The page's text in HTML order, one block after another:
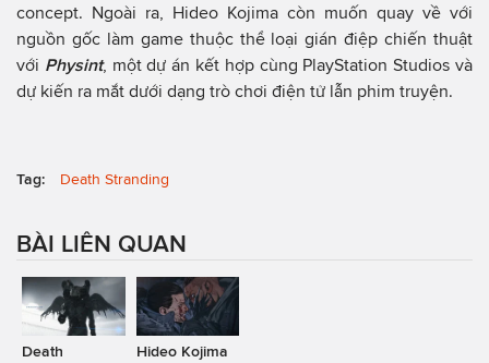
concept. Ngoài ra, Hideo Kojima còn muốn quay về với
nguồn gốc làm game thuộc thể loại gián điệp chiến thuật
với Physint, một dự án kết hợp cùng PlayStation Studios và
dự kiến ra mắt dưới dạng trò chơi điện tử lẫn phim truyện.
Tag: Death Stranding
BÀI LIÊN QUAN
Death
Hideo Kojima